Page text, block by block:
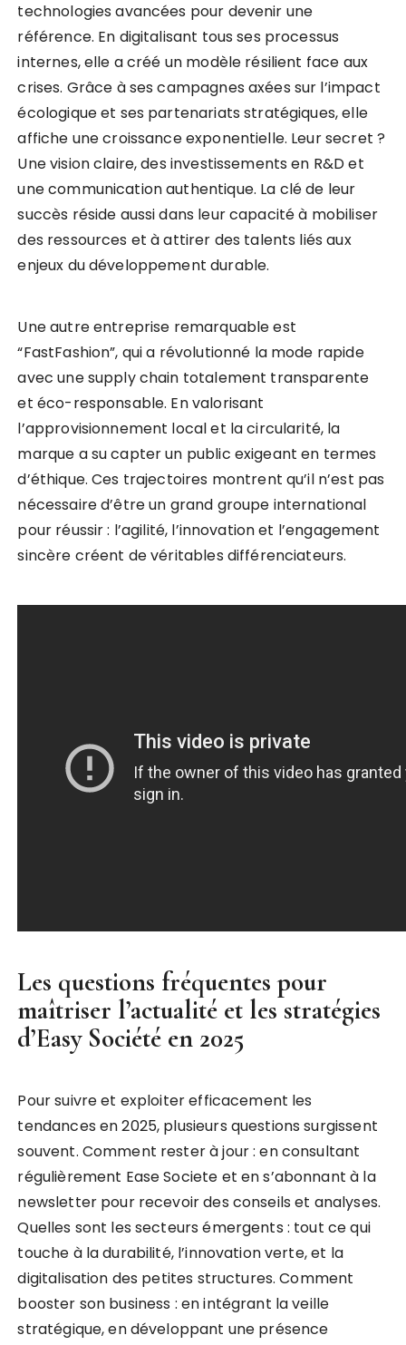
technologies avancées pour devenir une
référence. En digitalisant tous ses processus
internes, elle a créé un modèle résilient face aux
crises. Grâce à ses campagnes axées sur l’impact
écologique et ses partenariats stratégiques, elle
affiche une croissance exponentielle. Leur secret ?
Une vision claire, des investissements en R&D et
une communication authentique. La clé de leur
succès réside aussi dans leur capacité à mobiliser
des ressources et à attirer des talents liés aux
enjeux du développement durable.
Une autre entreprise remarquable est
“FastFashion”, qui a révolutionné la mode rapide
avec une supply chain totalement transparente
et éco-responsable. En valorisant
l’approvisionnement local et la circularité, la
marque a su capter un public exigeant en termes
d’éthique. Ces trajectoires montrent qu’il n’est pas
nécessaire d’être un grand groupe international
pour réussir : l’agilité, l’innovation et l’engagement
sincère créent de véritables différenciateurs.
Les questions fréquentes pour
maîtriser l’actualité et les stratégies
d’Easy Société en 2025
Pour suivre et exploiter efficacement les
tendances en 2025, plusieurs questions surgissent
souvent. Comment rester à jour : en consultant
régulièrement Ease Societe et en s’abonnant à la
newsletter pour recevoir des conseils et analyses.
Quelles sont les secteurs émergents : tout ce qui
touche à la durabilité, l’innovation verte, et la
digitalisation des petites structures. Comment
booster son business : en intégrant la veille
stratégique, en développant une présence